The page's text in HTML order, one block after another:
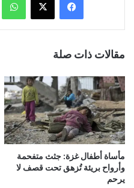
مقالات ذات صلة
مأساة أطفال غزة: جثث متفحمة
وأرواح بريئة تُزهق تحت قصف لا
يرحم